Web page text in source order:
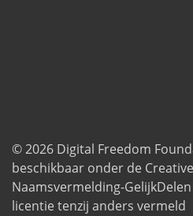
© 2026 Digital Freedom
beschikbaar onder de
Naamsvermelding-
licentie tenzij anders vermeld